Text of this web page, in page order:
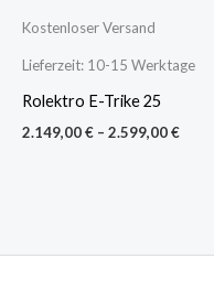
Kostenloser Versand
Lieferzeit: 10-15 Werktage
Rolektro E-Trike 25
2.149,00€ – 2.599,00€